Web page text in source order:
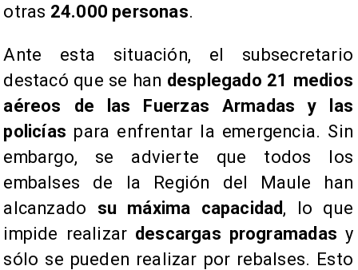
otras 24.000 personas.
Ante esta situación, el subsecretario
destacó que se han desplegado 21 medios
aéreos de las Fuerzas Armadas y las
policías para enfrentar la emergencia. Sin
embargo, se advierte que todos los
embalses de la Región del Maule han
alcanzado su máxima capacidad , lo que
impide realizar descargas programadas y
sólo se pueden realizar por rebalses. Esto